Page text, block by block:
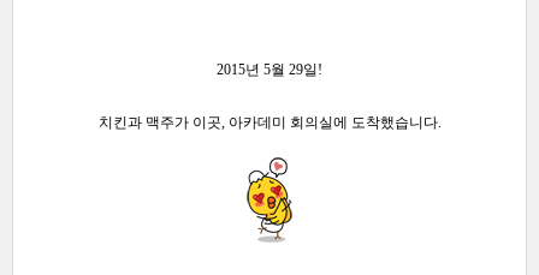
2015년 5월 29일!
치킨과 맥주가 이곳, 아카데미 회의실에 도착했습니다.